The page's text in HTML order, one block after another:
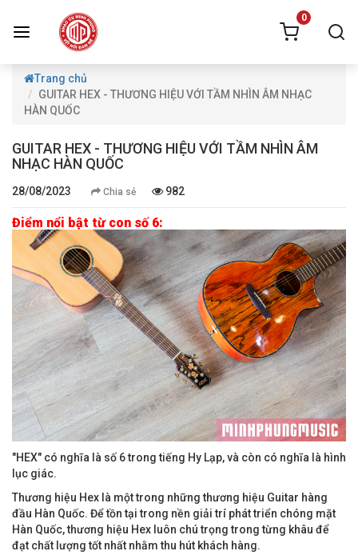
0
Trang chủ
GUITAR HEX - THƯƠNG HIỆU VỚI TẦM NHÌN ÂM NHẠC
HÀN QUỐC
GUITAR HEX - THƯƠNG HIỆU VỚI TẦM NHÌN ÂM
NHẠC HÀN QUỐC
28/08/2023 Chia sẻ 982
Điểm nổi bật từ con số 6:
"HEX" có nghĩa là số 6 trong tiếng Hy Lạp, và còn có nghĩa là hình
lục giác.
Thương hiệu Hex là một trong những thương hiệu Guitar hàng
đầu Hàn Quốc. Để tồn tại trong nền giải trí phát triển chóng mặt
Hàn Quốc, thương hiệu Hex luôn chú trọng trong từng khâu để
đạt chất lượng tốt nhất nhằm thu hút khách hàng.